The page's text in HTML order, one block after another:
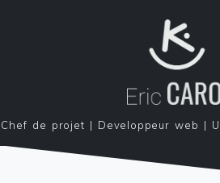
Chef de projet | Developpeur web |